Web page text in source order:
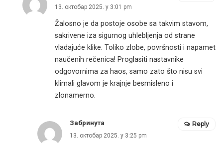
13. октобар 2025. у 3:01 pm
Žalosno je da postoje osobe sa takvim stavom,
sakrivene iza sigurnog uhlebljenja od strane
vladajuće klike. Toliko zlobe, površnosti i napamet
naučenih rečenica! Proglasiti nastavnike
odgovornima za haos, samo zato što nisu svi
klimali glavom je krajnje besmisleno i
zlonamerno.
Забринута
13. октобар 2025. у 3:25 pm
Reply